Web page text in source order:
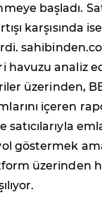
başladı.
karşısında
havuzu analiz
üzerinden,
içeren
satıcılarıyla
göstermek
üzerinden